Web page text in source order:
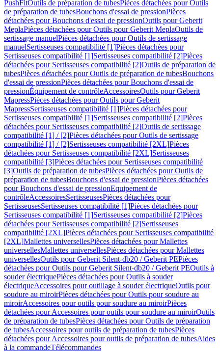
PushFitOutils de préparation de tubesPièces détachées pour Outils
de préparation de tubesBouchons d'essai de pressionPièces
détachées pour Bouchons d'essai de pressionOutils pour Geberit
MeplaPièces détachées pour Outils pour Geberit MeplaOutils de
sertissage manuelPièces détachées pour Outils de sertissage
manuelSertisseuses compatibilité [1]Pièces détachées pour
Sertisseuses compatibilité [1]Sertisseuses compatibilité [2]Pièces
détachées pour Sertisseuses compatibilité [2]Outils de préparation de
tubesPièces détachées pour Outils de préparation de tubesBouchons
d'essai de pressionPièces détachées pour Bouchons d'essai de
pressionÉquipement de contrôleAccessoiresOutils pour Geberit
MapressPièces détachées pour Outils pour Geberit
MapressSertisseuses compatibilité [1]Pièces détachées pour
Sertisseuses compatibilité [1]Sertisseuses compatibilité [2]Pièces
détachées pour Sertisseuses compatibilité [2]Outils de sertissage
compatibilité [1] / [2]Pièces détachées pour Outils de sertissage
compatibilité [1] / [2]Sertisseuses compatibilité [2XL]Pièces
détachées pour Sertisseuses compatibilité [2XL]Sertisseuses
compatibilité [3]Pièces détachées pour Sertisseuses compatibilité
[3]Outils de préparation de tubesPièces détachées pour Outils de
préparation de tubesBouchons d'essai de pressionPièces détachées
pour Bouchons d'essai de pressionEquipement de
contrôleAccessoiresSertisseusesPièces détachées pour
SertisseusesSertisseuses compatibilité [1]Pièces détachées pour
Sertisseuses compatibilité [1]Sertisseuses compatibilité [2]Pièces
détachées pour Sertisseuses compatibilité [2]Sertisseuses
compatibilité [2XL]Pièces détachées pour Sertisseuses compatibilité
[2XL]Mallettes universellesPièces détachées pour Mallettes
universellesMallettes universellesPièces détachées pour Mallettes
universellesOutils pour Geberit Silent-db20 / Geberit PEPièces
détachées pour Outils pour Geberit Silent-db20 / Geberit PEOutils à
souder électriquePièces détachées pour Outils à souder
électriqueAccessoires pour outillage à souder électriqueOutils pour
soudure au miroirPièces détachées pour Outils pour soudure au
miroirAccessoires pour outils pour soudure au miroirPièces
détachées pour Accessoires pour outils pour soudure au miroirOutils
de préparation de tubesPièces détachées pour Outils de préparation
de tubesAccessoires pour outils de préparation de tubesPièces
détachées pour Accessoires pour outils de préparation de tubesAides
à la commandeTélécommandes